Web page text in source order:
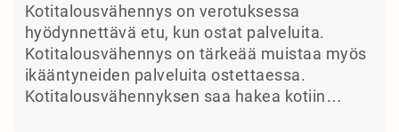
Kotitalousvähennys on verotuksessa
hyödynnettävä etu, kun ostat palveluita.
Kotitalousvähennys on tärkeää muistaa myös
ikääntyneiden palveluita ostettaessa.
Kotitalousvähennyksen saa hakea kotiin…